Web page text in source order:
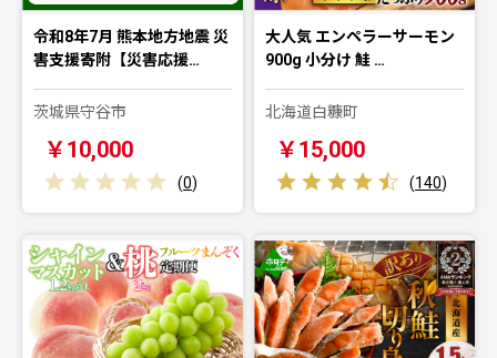
令和8年7月 熊本地方地震 災
害支援寄附【災害応援…
茨城県守谷市
￥10,000
(0)
大人気 エンペラーサーモン
900g 小分け 鮭 …
北海道白糠町
￥15,000
(140)